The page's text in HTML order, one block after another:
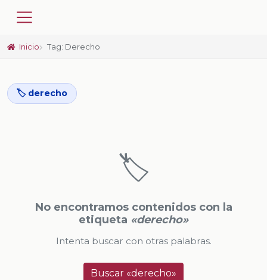
Inicio Tag: Derecho
🏷️ derecho
🏷️
No encontramos contenidos con la
etiqueta «derecho»
Intenta buscar con otras palabras.
Buscar «derecho»